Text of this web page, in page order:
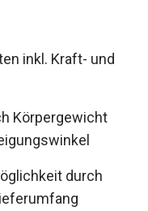
inkl. Kraft- und
Körpergewicht
durch